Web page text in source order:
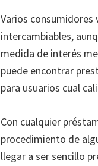
Varios
intercambiables,
medida de interés
puede encontrar
para usuarios cual
Con cualquier
procedimiento de
llegar a ser sencillo